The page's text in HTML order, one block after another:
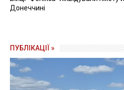
Донеччині
ПУБЛІКАЦІЇ »